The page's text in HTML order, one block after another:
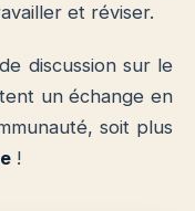
et réviser.
discussion sur le
un échange en
soit plus
!